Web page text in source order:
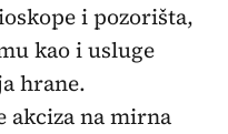
i pozorišta,
kao i usluge
hrane.
akciza na mirna